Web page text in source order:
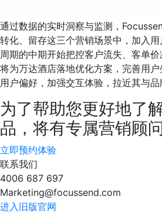
通过数据的实时洞察与监测，
转化、留存这三个营销场景中，加入
周期的中期开始把控客户流失、客单
将为万达酒店落地优化方案，完善用
用户偏好，加强交互体验，拉近其与品
为了帮助您更好地了
品，将有专属营销顾
立即预约体验
联系我们
4006 687 697
Marketing@focussend.com
进入旧版官网